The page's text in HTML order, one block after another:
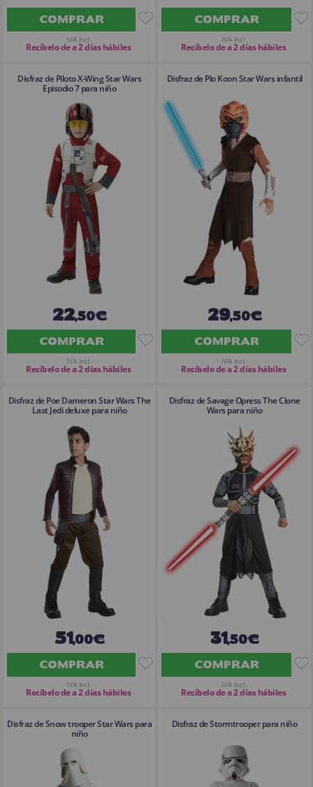
COMPRAR
IVA Incl.
Recíbelo de a 2 días hábiles
COMPRAR
IVA Incl.
Recíbelo de a 2 días hábiles
Disfraz de Piloto X-Wing Star Wars
Episodio 7 para niño
22,50€
COMPRAR
IVA Incl.
Recíbelo de a 2 días hábiles
Disfraz de Plo Koon Star Wars infantil
29,50€
COMPRAR
IVA Incl.
Recíbelo de a 2 días hábiles
Disfraz de Poe Dameron Star Wars The
Last Jedi deluxe para niño
51,00€
COMPRAR
IVA Incl.
Recíbelo de a 2 días hábiles
Disfraz de Savage Opress The Clone
Wars para niño
31,50€
COMPRAR
IVA Incl.
Recíbelo de a 2 días hábiles
Disfraz de Snow trooper Star Wars para
niño
Disfraz de Stormtrooper para niño